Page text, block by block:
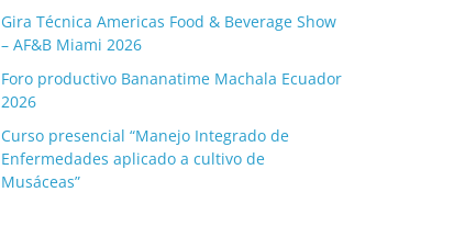
Gira Técnica Americas Food & Beverage Show
– AF&B Miami 2026
Foro productivo Bananatime Machala Ecuador
2026
Curso presencial “Manejo Integrado de
Enfermedades aplicado a cultivo de
Musáceas”